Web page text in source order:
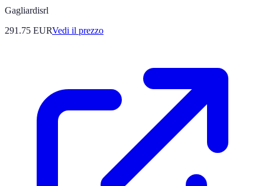
Gagliardisrl
291.75 EURVedi il prezzo